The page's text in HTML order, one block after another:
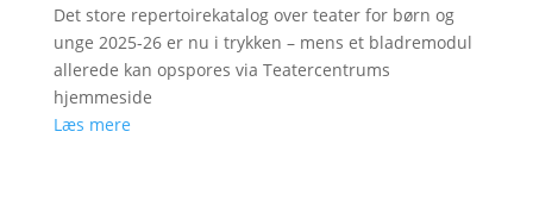
Det store repertoirekatalog over teater for børn og
unge 2025-26 er nu i trykken – mens et bladremodul
allerede kan opspores via Teatercentrums
hjemmeside
Læs mere